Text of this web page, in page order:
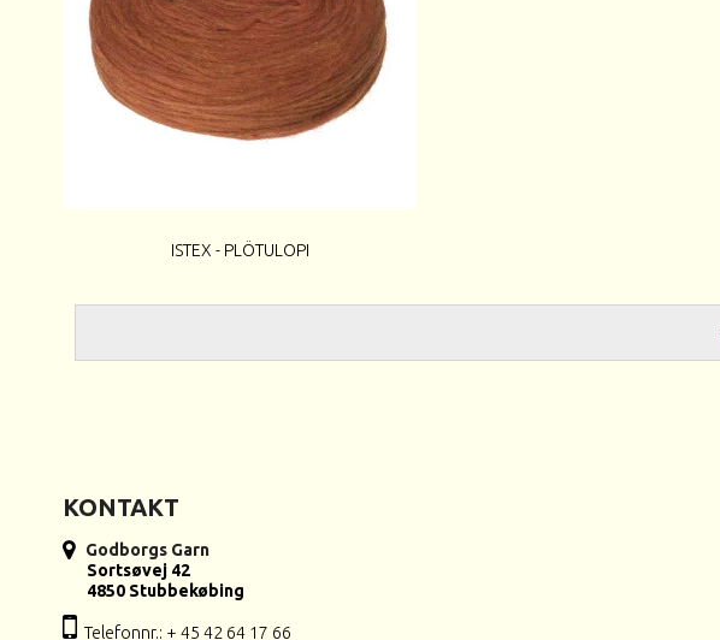
ISTEX - PLÖTULOPI
KONTAKT
Godborgs Garn
Sortsøvej 42
4850 Stubbekøbing
Telefonnr.: + 45 42 64 17 66